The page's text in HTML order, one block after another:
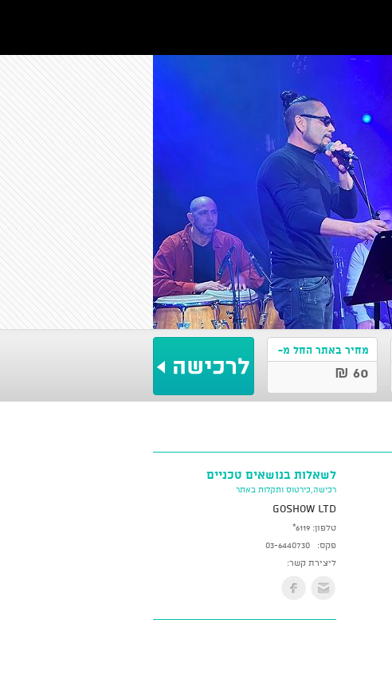
מחיר באתר החל מ-
60 ₪
לשאלות בנושאים טכניים
רכישה,כירטוס ותקלות באתר
GoShow LTD
טלפון: *6119
פקס:
03-6440730
ליצירת קשר: